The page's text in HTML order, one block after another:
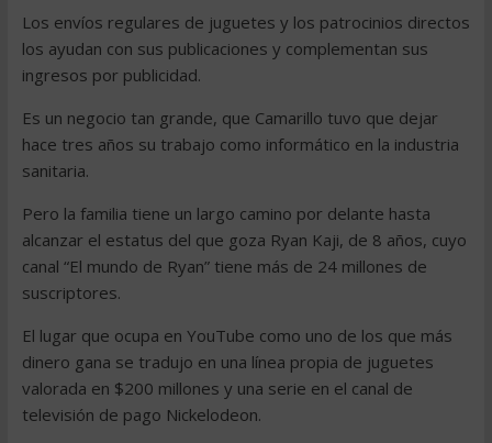
Los envíos regulares de juguetes y los patrocinios directos
los ayudan con sus publicaciones y complementan sus
ingresos por publicidad.
Es un negocio tan grande, que Camarillo tuvo que dejar
hace tres años su trabajo como informático en la industria
sanitaria.
Pero la familia tiene un largo camino por delante hasta
alcanzar el estatus del que goza Ryan Kaji, de 8 años, cuyo
canal “El mundo de Ryan” tiene más de 24 millones de
suscriptores.
El lugar que ocupa en YouTube como uno de los que más
dinero gana se tradujo en una línea propia de juguetes
valorada en $200 millones y una serie en el canal de
televisión de pago Nickelodeon.